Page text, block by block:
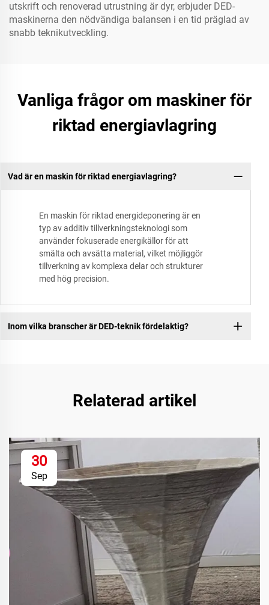
utskrift och renoverad utrustning är dyr, erbjuder DED-
maskinerna den nödvändiga balansen i en tid präglad av
snabb teknikutveckling.
Vanliga frågor om maskiner för
riktad energiavlagring
Vad är en maskin för riktad energiavlagring?
En maskin för riktad energideponering är en
typ av additiv tillverkningsteknologi som
använder fokuserade energikällor för att
smälta och avsätta material, vilket möjliggör
tillverkning av komplexa delar och strukturer
med hög precision.
Inom vilka branscher är DED-teknik fördelaktig?
Relaterad artikel
30
Sep